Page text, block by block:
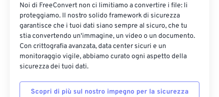
Noi di FreeConvert non ci limitiamo a convertire i file: li
proteggiamo. Il nostro solido framework di sicurezza
garantisce che i tuoi dati siano sempre al sicuro, che tu
stia convertendo un'immagine, un video o un documento.
Con crittografia avanzata, data center sicuri e un
monitoraggio vigile, abbiamo curato ogni aspetto della
sicurezza dei tuoi dati.
Scopri di più sul nostro impegno per la sicurezza